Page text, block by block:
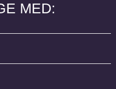
MED: